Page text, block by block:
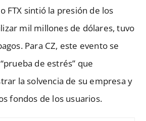
FTX sintió la presión de los
mil millones de dólares, tuvo
Para CZ, este evento se
de estrés” que
la solvencia de su empresa y
fondos de los usuarios.